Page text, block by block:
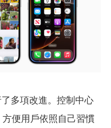
多項改進。控制中心
便用戶依照自己習慣